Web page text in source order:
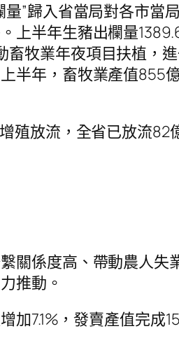
”歸入省當局對各市當
上半年生豬出欄量
畜牧業年夜項目扶植，
半年，畜牧業產值855
殖放流，全省已放流82
關係度高、帶動農人失
推動。
7.1%，發賣產值完成